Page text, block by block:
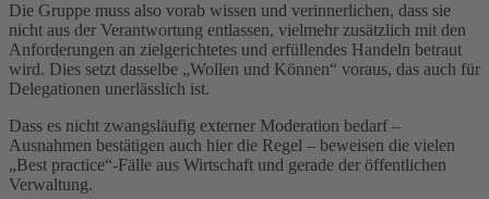
Die Gruppe muss also vorab wissen und verinnerlichen, dass sie
nicht aus der Verantwortung entlassen, vielmehr zusätzlich mit den
Anforderungen an zielgerichtetes und erfüllendes Handeln betraut
wird. Dies setzt dasselbe „Wollen und Können“ voraus, das auch für
Delegationen unerlässlich ist.
Dass es nicht zwangsläufig externer Moderation bedarf –
Ausnahmen bestätigen auch hier die Regel – beweisen die vielen
„Best practice“-Fälle aus Wirtschaft und gerade der öffentlichen
Verwaltung.